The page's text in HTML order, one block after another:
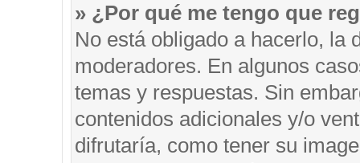
» ¿Por qué me tengo que
No está obligado a hacerlo, la
moderadores. En algunos
temas y respuestas. Sin
contenidos adicionales y/o
difrutaría, como tener su